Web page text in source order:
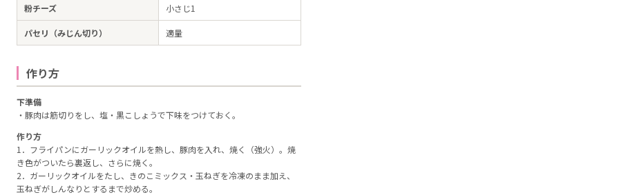
粉チーズ 小さじ1
パセリ（みじん切り） 適量
作り方
下準備
・豚肉は筋切りをし、塩・黒こしょうで下味をつけておく。
作り方
1．フライパンにガーリックオイルを熱し、豚肉を入れ、焼く（強火）。焼
き色がついたら裏返し、さらに焼く。
2．ガーリックオイルをたし、きのこミックス・玉ねぎを冷凍のまま加え、
玉ねぎがしんなりとするまで炒める。